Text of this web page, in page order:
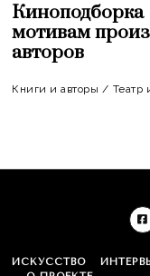
мотивам
авторов
Книги и авторы / Театр
ИСКУССТВО